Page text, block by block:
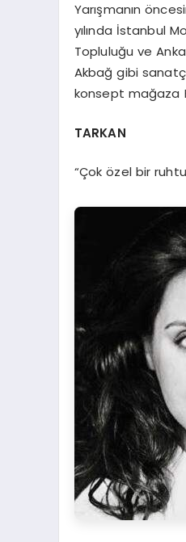
Yarışmanın
yılında İstanbul
Topluluğu ve
Akbağ gibi
konsept mağaza
TARKAN
“Çok özel bir